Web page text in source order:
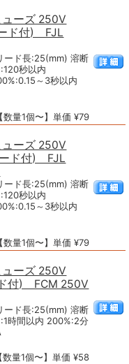
ューズ 250V
ド付) FJL
ド長:25(mm) 溶断
秒以内
～3秒以内
【数量1個〜】単価 ¥79
ューズ 250V
ド付) FJL
ド長:25(mm) 溶断
秒以内
～3秒以内
【数量1個〜】単価 ¥79
ューズ 250V
付) FCM 250V
ド長:25(mm) 溶断
時間以内 200%:2分
【数量1個〜】単価 ¥58